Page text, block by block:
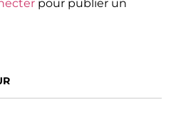
pour publier un